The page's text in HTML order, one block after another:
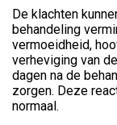
De klachten
behandeling
vermoeidheid,
verheviging van
dagen na de
zorgen. Deze
normaal.